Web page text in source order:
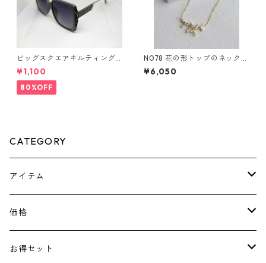
ビッグスクエアキルティング
サングラス** SinSin*
¥1,100
80%OFF
N078 花の形トップのネックレ
ス
¥6,050
CATEGORY
アイテム
ピアス
ネックレス
価格
￥1100～￥2000
お得セット